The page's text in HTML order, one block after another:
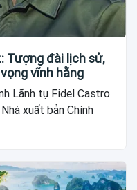
Tượng đài lịch sử,
vĩnh hằng
Lãnh tụ Fidel Castro
xuất bản Chính